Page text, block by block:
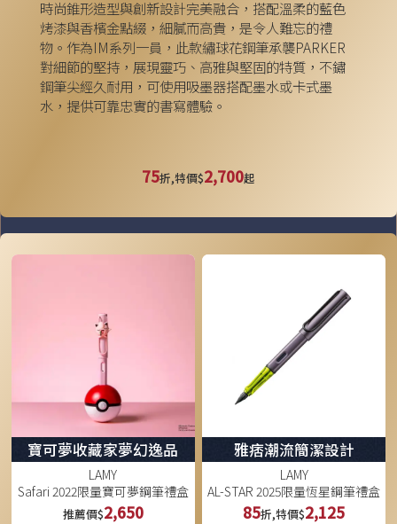
時尚錐形造型與創新設計完美融合，搭配溫柔的藍色
烤漆與香檳金點綴，細膩而高貴，是令人難忘的禮
物。作為IM系列一員，此款繡球花鋼筆承襲PARKER
對細節的堅持，展現靈巧、高雅與堅固的特質，不鏽
鋼筆尖經久耐用，可使用吸墨器搭配墨水或卡式墨
水，提供可靠忠實的書寫體驗。
75折,特價$2,700起
寶可夢收藏家夢幻逸品
LAMY
Safari 2022限量寶可夢鋼筆禮盒
推薦價$2,650
雅痞潮流簡潔設計
LAMY
AL-STAR 2025限量恆星鋼筆禮盒
85折,特價$2,125